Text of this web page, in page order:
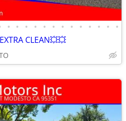
• • • • • • • • • • • • •
CLEAN💥💥